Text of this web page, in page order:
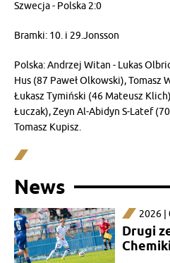
Szwecja - Polska 2:0
Bramki: 10. i 29.Jonsson
Polska: Andrzej Witan - Lukas
Hus (87 Paweł Olkowski), Tomasz
Łukasz Tymiński (46 Mateusz
Łuczak), Zeyn Al-Abidyn S-Latef
Tomasz Kupisz.
News
2026 |
Drugi